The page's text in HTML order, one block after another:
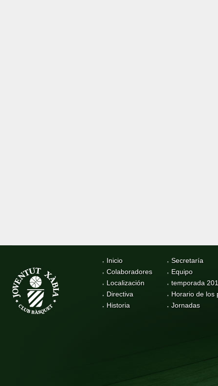
Inicio
Colaboradores
Localización
Directiva
Historia
Secretaría
Equipo
temporada
Horario de los
Jornadas